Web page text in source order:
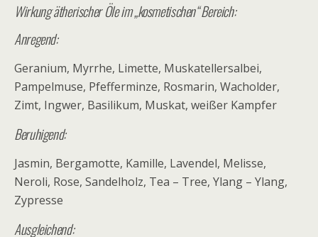
Wirkung ätherischer Öle im „kosmetischen“ Bereich:
Anregend:
Geranium, Myrrhe, Limette, Muskatellersalbei,
Pampelmuse, Pfefferminze, Rosmarin, Wacholder,
Zimt, Ingwer, Basilikum, Muskat, weißer Kampfer
Beruhigend:
Jasmin, Bergamotte, Kamille, Lavendel, Melisse,
Neroli, Rose, Sandelholz, Tea – Tree, Ylang – Ylang,
Zypresse
Ausgleichend: